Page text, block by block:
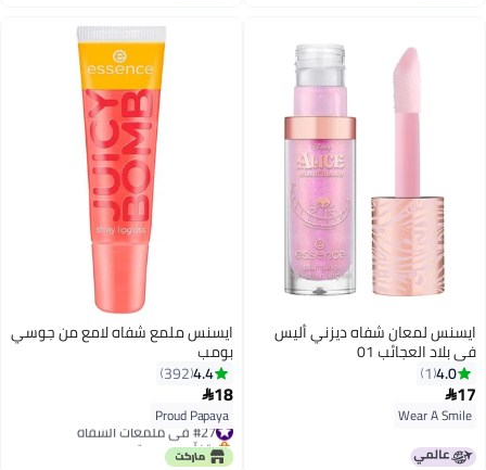
ايسنس لمعان شفاه ديزني أليس
في بلاد العجائب 01
4.0
1
17
Wear A Smile
3
ايسنس ملمع شفاه لامع من جوسي
بومب
4.4
392
18
Proud Papaya
#27 في ملمعات الشفاه
بتخلّص بسرعة
#27 في ملمعات الشفاه